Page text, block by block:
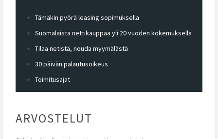
Tämäkin pyörä leasing sopimuksella
Suomalaista nettikauppaa yli 20 vuoden kokemuksella
Tilaa netistä, nouda myymälästä
30 päivän palautusoikeus
Toimitusajat
ARVOSTELUT